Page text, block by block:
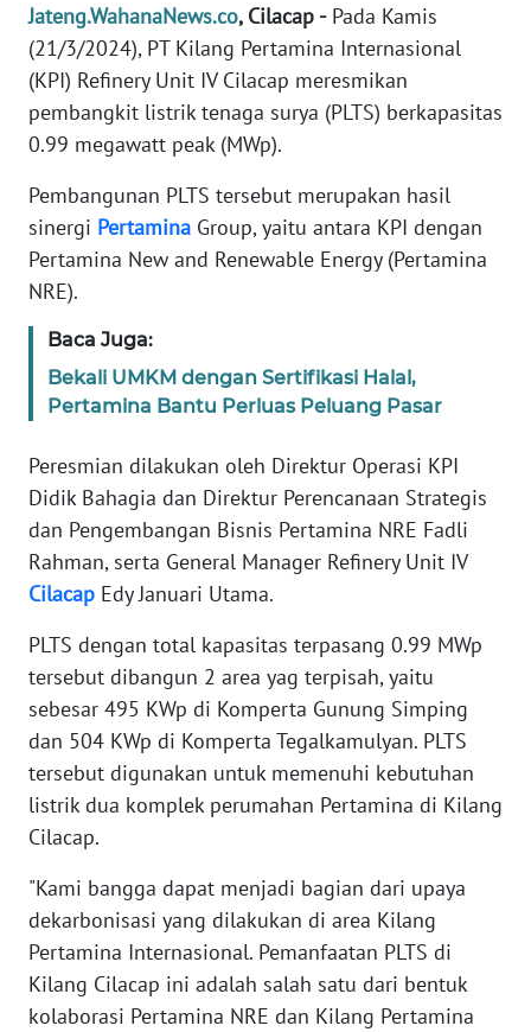
Jateng.WahanaNews.co, Cilacap -Pada Kamis
(21/3/2024), PT Kilang Pertamina Internasional
(KPI) Refinery Unit IV Cilacap meresmikan
pembangkit listrik tenaga surya (PLTS) berkapasitas
0.99 megawatt peak (MWp).
Pembangunan PLTS tersebut merupakan hasil
sinergi Pertamina Group, yaitu antara KPI dengan
Pertamina New and Renewable Energy (Pertamina
NRE).
Baca Juga:
Bekali UMKM dengan Sertifikasi Halal,
Pertamina Bantu Perluas Peluang Pasar
Peresmian dilakukan oleh Direktur Operasi KPI
Didik Bahagia dan Direktur Perencanaan Strategis
dan Pengembangan Bisnis Pertamina NRE Fadli
Rahman, serta General Manager Refinery Unit IV
Cilacap Edy Januari Utama.
PLTS dengan total kapasitas terpasang 0.99 MWp
tersebut dibangun 2 area yag terpisah, yaitu
sebesar 495 KWp di Komperta Gunung Simping
dan 504 KWp di Komperta Tegalkamulyan. PLTS
tersebut digunakan untuk memenuhi kebutuhan
listrik dua komplek perumahan Pertamina di Kilang
Cilacap.
"Kami bangga dapat menjadi bagian dari upaya
dekarbonisasi yang dilakukan di area Kilang
Pertamina Internasional. Pemanfaatan PLTS di
Kilang Cilacap ini adalah salah satu dari bentuk
kolaborasi Pertamina NRE dan Kilang Pertamina
INFO
IKLAN
TENTANG
KAMI
PEDOMAN
MEDIA
SIBER
REDAKSI
KARIR
Wahana
News
Regional
WN
WN
JAKARTA
WN
JABAR
BANTEN
WN
NTT